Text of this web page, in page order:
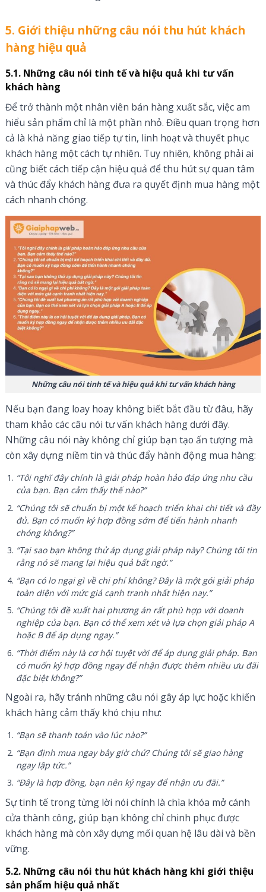
5. Giới thiệu những câu nói thu hút khách
hàng hiệu quả
5.1. Những câu nói tinh tế và hiệu quả khi tư vấn
khách hàng
Để trở thành một nhân viên bán hàng xuất sắc, việc am
hiểu sản phẩm chỉ là một phần nhỏ. Điều quan trọng hơn
cả là khả năng giao tiếp tự tin, linh hoạt và thuyết phục
khách hàng một cách tự nhiên. Tuy nhiên, không phải ai
cũng biết cách tiếp cận hiệu quả để thu hút sự quan tâm
và thúc đẩy khách hàng đưa ra quyết định mua hàng một
cách nhanh chóng.
Những câu nói tinh tế và hiệu quả khi tư vấn khách hàng
Nếu bạn đang loay hoay không biết bắt đầu từ đâu, hãy
tham khảo các câu nói tư vấn khách hàng dưới đây.
Những câu nói này không chỉ giúp bạn tạo ấn tượng mà
còn xây dựng niềm tin và thúc đẩy hành động mua hàng:
“Tôi nghĩ đây chính là giải pháp hoàn hảo đáp ứng nhu cầu
của bạn. Bạn cảm thấy thế nào?”
“Chúng tôi sẽ chuẩn bị một kế hoạch triển khai chi tiết và đầy
đủ. Bạn có muốn ký hợp đồng sớm để tiến hành nhanh
chóng không?”
“Tại sao bạn không thử áp dụng giải pháp này? Chúng tôi tin
rằng nó sẽ mang lại hiệu quả bất ngờ.”
“Bạn có lo ngại gì về chi phí không? Đây là một gói giải pháp
toàn diện với mức giá cạnh tranh nhất hiện nay.”
“Chúng tôi đề xuất hai phương án rất phù hợp với doanh
nghiệp của bạn. Bạn có thể xem xét và lựa chọn giải pháp A
hoặc B để áp dụng ngay.”
“Thời điểm này là cơ hội tuyệt vời để áp dụng giải pháp. Bạn
có muốn ký hợp đồng ngay để nhận được thêm nhiều ưu đãi
đặc biệt không?”
Ngoài ra, hãy tránh những câu nói gây áp lực hoặc khiến
khách hàng cảm thấy khó chịu như:
“Bạn sẽ thanh toán vào lúc nào?”
“Bạn định mua ngay bây giờ chứ? Chúng tôi sẽ giao hàng
ngay lập tức.”
“Đây là hợp đồng, bạn nên ký ngay để nhận ưu đãi.”
Sự tinh tế trong từng lời nói chính là chìa khóa mở cánh
cửa thành công, giúp bạn không chỉ chinh phục được
khách hàng mà còn xây dựng mối quan hệ lâu dài và bền
vững.
5.2. Những câu nói thu hút khách hàng khi giới thiệu
sản phẩm hiệu quả nhất